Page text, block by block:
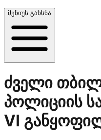
მენიუს გახსნა
ძველი
პოლიციის
VI